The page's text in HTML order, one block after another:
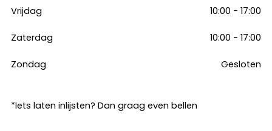
Vrijdag 10:00 - 17:00
Zaterdag 10:00 - 17:00
Zondag Gesloten
*Iets laten inlijsten? Dan graag even bellen